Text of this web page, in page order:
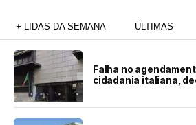
+ LIDAS DA SEMANA ÚLTIMAS
Falha no
cidadania italiana,